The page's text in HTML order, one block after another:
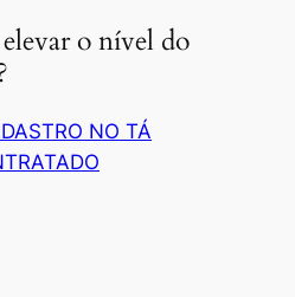
o nível do
NO TÁ